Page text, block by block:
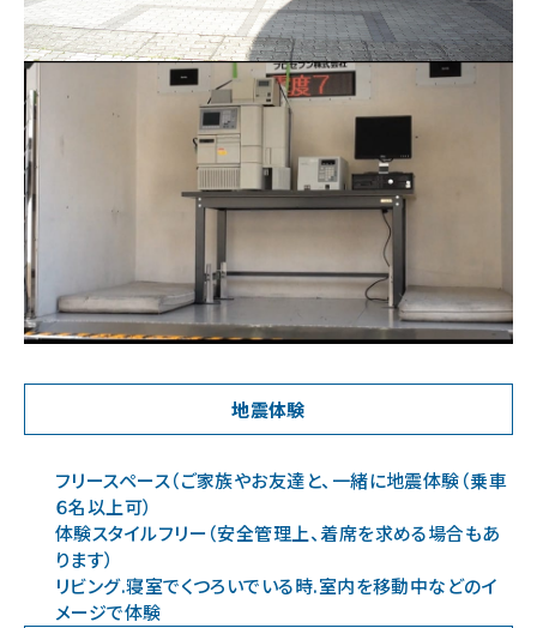
地震体験
フリースペース（ご家族やお友達と、一緒に地震体験（乗車
６名以上可）
体験スタイルフリー（安全管理上、着席を求める場合もあ
ります）
リビング.寝室でくつろいでいる時.室内を移動中などのイ
メージで体験